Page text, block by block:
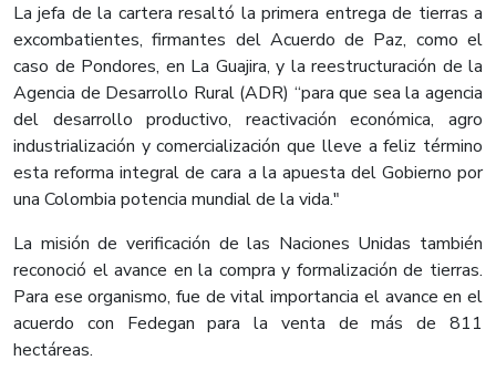
La jefa de la cartera resaltó la primera entrega de tierras a
excombatientes, firmantes del Acuerdo de Paz, como el
caso de Pondores, en La Guajira, y la reestructuración de la
Agencia de Desarrollo Rural (ADR) “para que sea la agencia
del desarrollo productivo, reactivación económica, agro
industrialización y comercialización que lleve a feliz término
esta reforma integral de cara a la apuesta del Gobierno por
una Colombia potencia mundial de la vida."
La misión de verificación de las Naciones Unidas también
reconoció el avance en la compra y formalización de tierras.
Para ese organismo, fue de vital importancia el avance en el
acuerdo con Fedegan para la venta de más de 811
hectáreas.